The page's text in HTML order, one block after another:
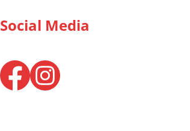
Social Media